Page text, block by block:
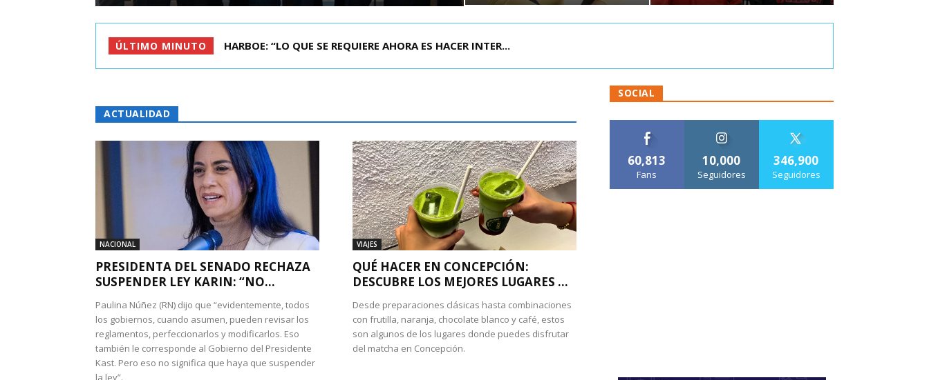
ÚLTIMO MINUTO BIMINISTRO MAS POR IPC: “LA ECONOMÍA SE ESTÁ ENC...
ACTUALIDAD
NACIONAL
PRESIDENTA DEL SENADO RECHAZA
SUSPENDER LEY KARIN: “NO...
Paulina Núñez (RN) dijo que “evidentemente, todos
los gobiernos, cuando asumen, pueden revisar los
reglamentos, perfeccionarlos y modificarlos. Eso
también le corresponde al Gobierno del Presidente
Kast. Pero eso no significa que haya que suspender
la ley”.
VIAJES
QUÉ HACER EN CONCEPCIÓN:
DESCUBRE LOS MEJORES LUGARES ...
Desde preparaciones clásicas hasta combinaciones
con frutilla, naranja, chocolate blanco y café, estos
son algunos de los lugares donde puedes disfrutar
del matcha en Concepción.
SOCIAL
60,813
Fans
10,000
Seguidores
346,900
Seguidores